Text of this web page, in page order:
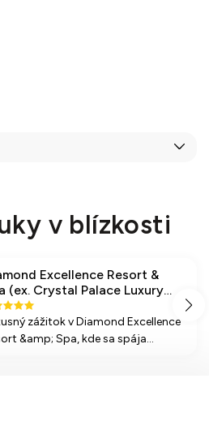
v blízkosti
Excellence Resort &
(ex. Crystal Palace Luxury
& Spa)
zážitok v Diamond Excellence
&amp; Spa, kde sa spája